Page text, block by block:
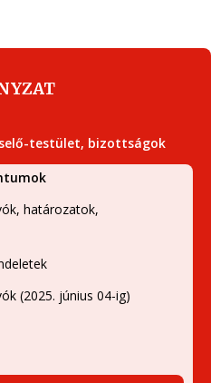
testület, bizottságok
határozatok,
(2025. június 04-ig)